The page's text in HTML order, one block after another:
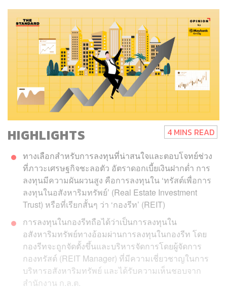
HIGHLIGHTS 4 MINS READ
ทางเลือกสำหรับการลงทุนที่น่าสนใจและตอบโจทย์ช่วง
ที่ภาวะเศรษฐกิจชะลอตัว อัตราดอกเบี้ยเงินฝากต่ำ การ
ลงทุนมีความผันผวนสูง คือการลงทุนใน ‘ทรัสต์เพื่อการ
ลงทุนในอสังหาริมทรัพย์’ (Real Estate Investment
Trust) หรือที่เรียกสั้นๆ ว่า ‘กองรีท’ (REIT)
การลงทุนในกองรีทถือได้ว่าเป็นการลงทุนใน
อสังหาริมทรัพย์ทางอ้อมผ่านการลงทุนในกองรีท โดย
กองรีทจะถูกจัดตั้งขึ้นและบริหารจัดการโดยผู้จัดการ
กองทรัสต์ (REIT Manager) ที่มีความเชี่ยวชาญในการ
บริหารอสังหาริมทรัพย์ และได้รับความเห็นชอบจาก
สำนักงาน ก.ล.ต.